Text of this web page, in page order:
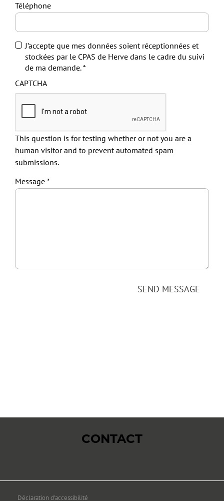
Téléphone
J’accepte que mes données soient réceptionnées et
stockées par le CPAS de Herve dans le cadre du suivi
de ma demande.
CAPTCHA
This question is for testing whether or not you are a
human visitor and to prevent automated spam
submissions.
Message
SEND MESSAGE
CONTACT
Formulaire
Déclaration d’accessibilité